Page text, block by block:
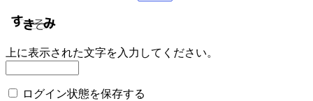
上に表示された文字を入力してください。
ログイン状態を保存する